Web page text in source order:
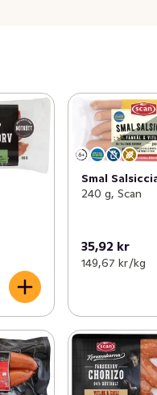
Smal
240 g, Scan
35,92 kr
149,67 kr /kg